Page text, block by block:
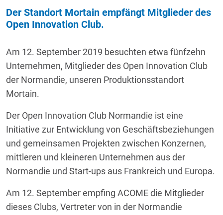
Der Standort Mortain empfängt Mitglieder des
Open Innovation Club.
Am 12. September 2019 besuchten etwa fünfzehn
Unternehmen, Mitglieder des Open Innovation Club
der Normandie, unseren Produktionsstandort
Mortain.
Der Open Innovation Club Normandie ist eine
Initiative zur Entwicklung von Geschäftsbeziehungen
und gemeinsamen Projekten zwischen Konzernen,
mittleren und kleineren Unternehmen aus der
Normandie und Start-ups aus Frankreich und Europa.
Am 12. September empfing ACOME die Mitglieder
dieses Clubs, Vertreter von in der Normandie